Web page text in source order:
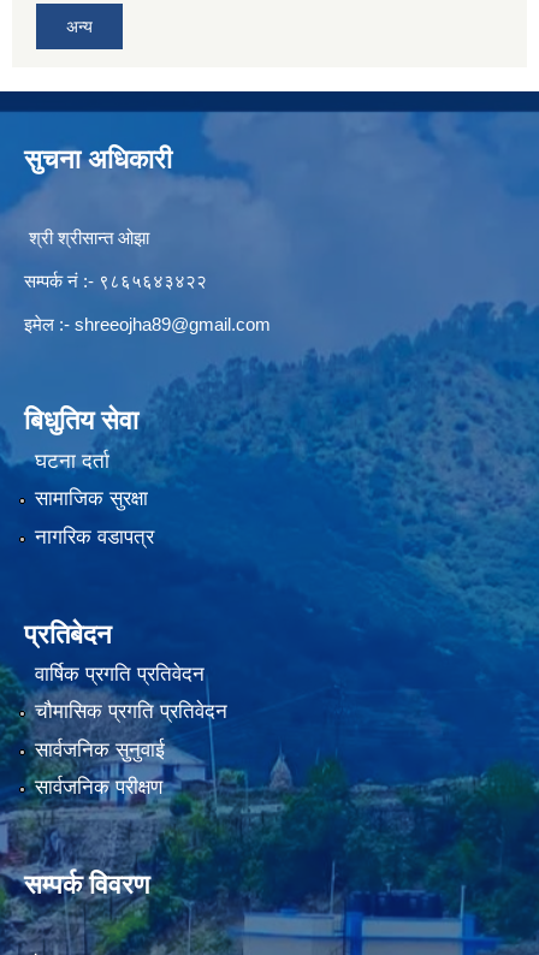
अन्य
सुचना अधिकारी
श्री श्रीसान्त ओझा
सम्पर्क नं :- ९८६५६४३४२२
इमेल :- shreeojha89@gmail.com
बिधुतिय सेवा
घटना दर्ता
सामाजिक सुरक्षा
नागरिक वडापत्र
प्रतिबेदन
वार्षिक प्रगति प्रतिवेदन
चौमासिक प्रगति प्रतिवेदन
सार्वजनिक सुनुवाई
सार्वजनिक परीक्षण
सम्पर्क विवरण